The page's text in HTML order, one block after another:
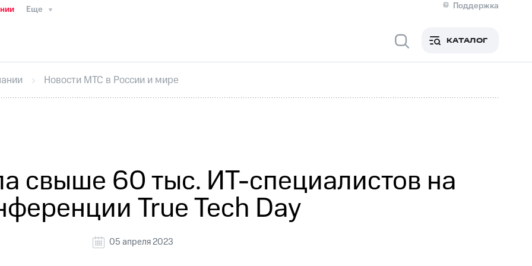
Еще
Поддержка
Медиа-центр
ИнтервьюФинансовая отчетностьКонтактыНовости в регионе
секретарьРаскрытие информации
кабинет акционераАкционерный капиталКонтроль и аудитРынок акций
КАТАЛОГ
Новости МТС в России и мире
свыше 60 тыс. ИТ-специалистов на
True Tech Day
05 апреля 2023